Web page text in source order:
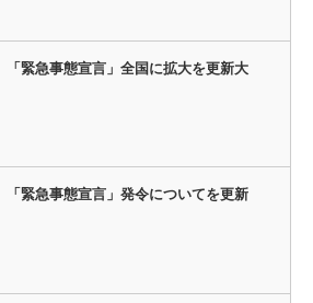
「緊急事態宣言」全国に拡大を更新大
「緊急事態宣言」発令についてを更新